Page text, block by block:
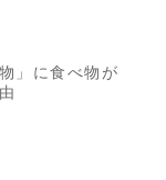
」に食べ物が